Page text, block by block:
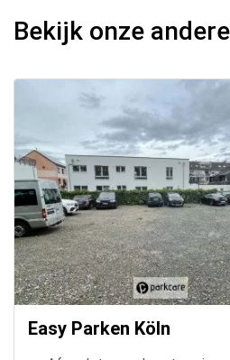
Bekijk onze
Easy Parken Köln